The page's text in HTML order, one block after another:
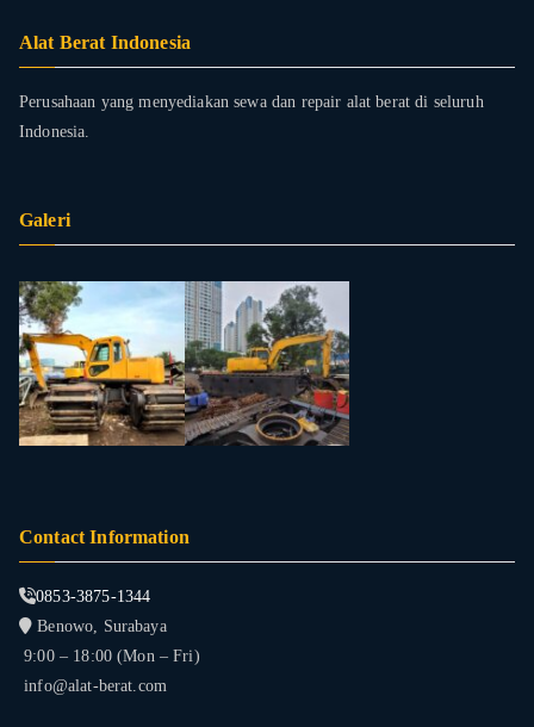
Alat Berat Indonesia
Perusahaan yang menyediakan sewa dan repair alat berat di seluruh
Indonesia.
Galeri
Contact Information
0853-3875-1344
Benowo, Surabaya
9:00 – 18:00 (Mon – Fri)
info@alat-berat.com